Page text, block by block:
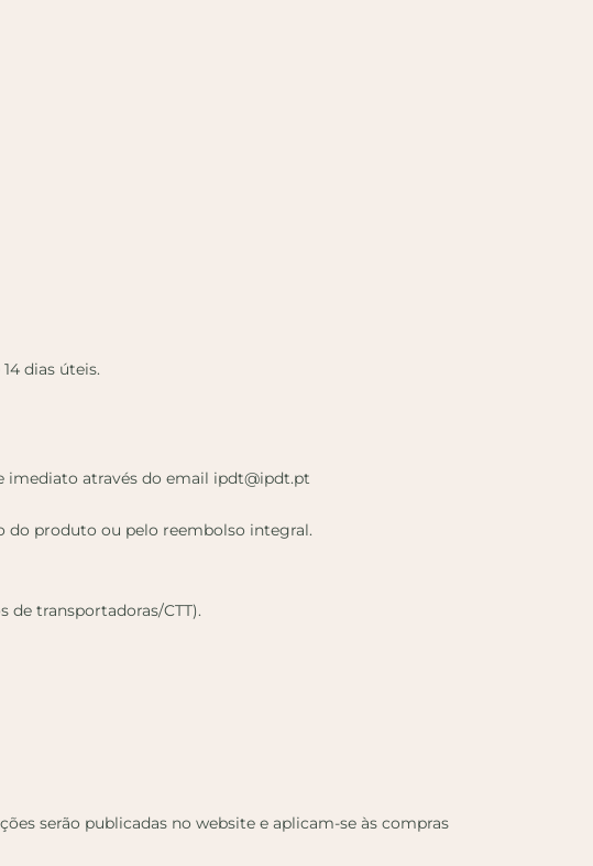
dias úteis.
imediato através do email ipdt@ipdt.pt
do produto ou pelo reembolso integral.
de transportadoras/CTT).
serão publicadas no website e aplicam-se às compras